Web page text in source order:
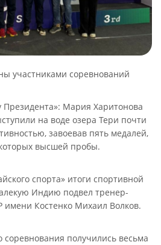
участниками соревнований
Президента»: Мария Харитонова
на воде озера Тери почти
завоевав пять медалей,
высшей пробы.
спорта» итоги спортивной
Индию подвел тренер-
Костенко Михаил Волков.
соревнования получились весьма